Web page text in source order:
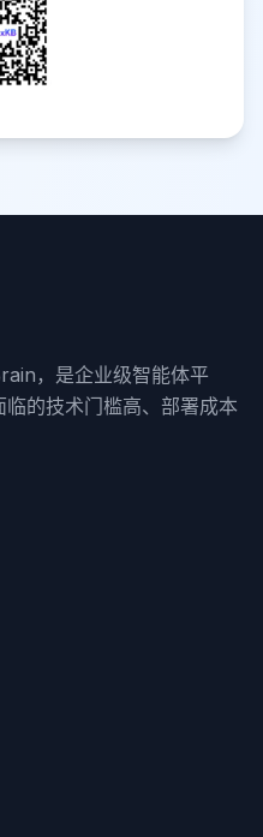
，是企业级智能体平
的技术门槛高、部署成本